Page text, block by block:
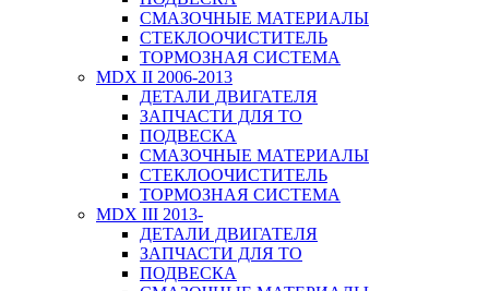
СМАЗОЧНЫЕ МАТЕРИАЛЫ
СТЕКЛООЧИСТИТЕЛЬ
ТОРМОЗНАЯ СИСТЕМА
MDX II 2006-2013
ДЕТАЛИ ДВИГАТЕЛЯ
ЗАПЧАСТИ ДЛЯ ТО
ПОДВЕСКА
СМАЗОЧНЫЕ МАТЕРИАЛЫ
СТЕКЛООЧИСТИТЕЛЬ
ТОРМОЗНАЯ СИСТЕМА
MDX III 2013-
ДЕТАЛИ ДВИГАТЕЛЯ
ЗАПЧАСТИ ДЛЯ ТО
ПОДВЕСКА